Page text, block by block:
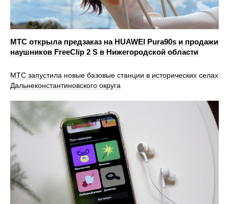
МТС открыла предзаказ на HUAWEI Pura90s и продажи
наушников FreeClip 2 S в Нижегородской области
МТС запустила новые базовые станции в исторических селах
Дальнеконстантиновского округа